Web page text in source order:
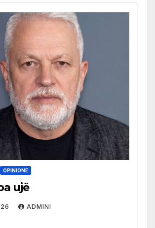
OPINIONE
ujë
ADMINI